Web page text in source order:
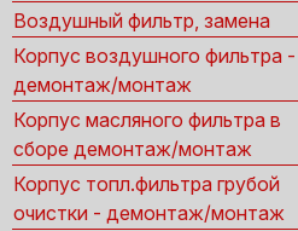
Воздушный фильтр, замена
Корпус воздушного фильтра -
демонтаж/монтаж
Корпус масляного фильтра в
сборе демонтаж/монтаж
Корпус топл.фильтра грубой
очистки - демонтаж/монтаж